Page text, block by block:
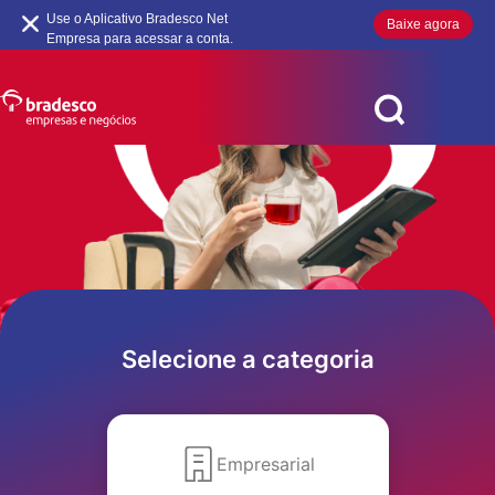
Benefícios e ofertas
Conheça os cartões
Portal cartões PJ
Acessibilidade
Selecione a categoria
Empresarial
MAIS BUSCADOS SUAS BUSCAS RECENTES
Use o Aplicativo Bradesco Net
Empresa para acessar a conta.
Baixe agora